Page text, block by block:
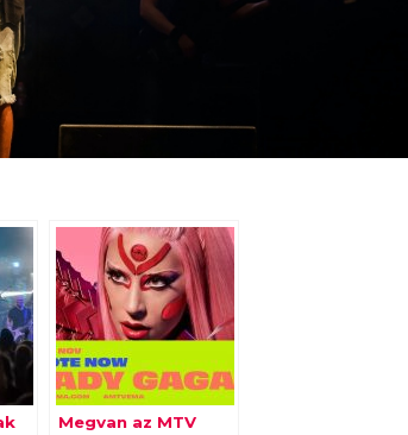
Megvan az MTV